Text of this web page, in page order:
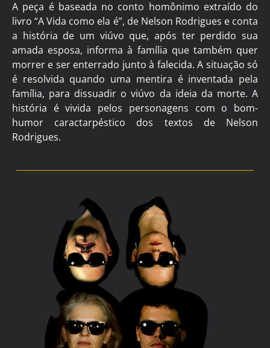
A peça é baseada no conto homônimo extraído do
livro “A Vida como ela é”, de Nelson Rodrigues e conta
a história de um viúvo que, após ter perdido sua
amada esposa, informa à família que também quer
morrer e ser enterrado junto à falecida. A situação só
é resolvida quando uma mentira é inventada pela
família, para dissuadir o viúvo da ideia da morte. A
história é vivida pelos personagens com o bom-
humor caractarpéstico dos textos de Nelson
Rodrigues.